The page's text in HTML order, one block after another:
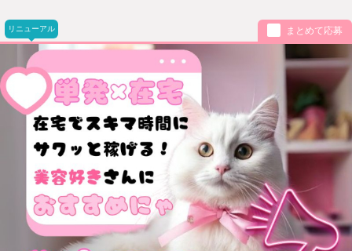
リニューアル まとめて応募